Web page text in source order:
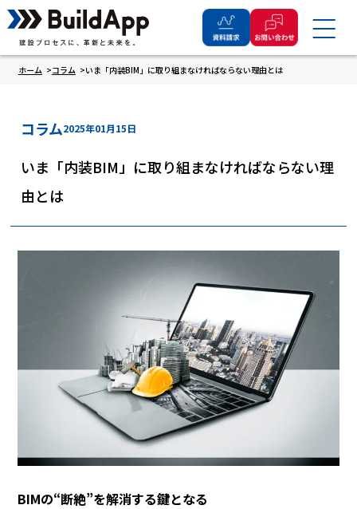
ホーム コラム いま「内装BIM」に取り組まなければならない理由とは
コラム2025年01月15日
いま「内装BIM」に取り組まなければならない理
由とは
BIMの“断絶”を解消する鍵となる